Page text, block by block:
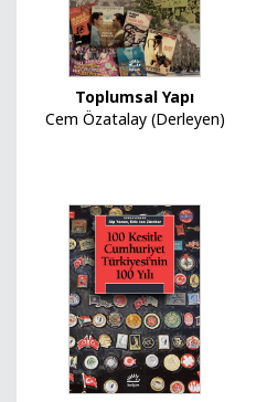
Toplumsal Yapı
Cem Özatalay (Derleyen)